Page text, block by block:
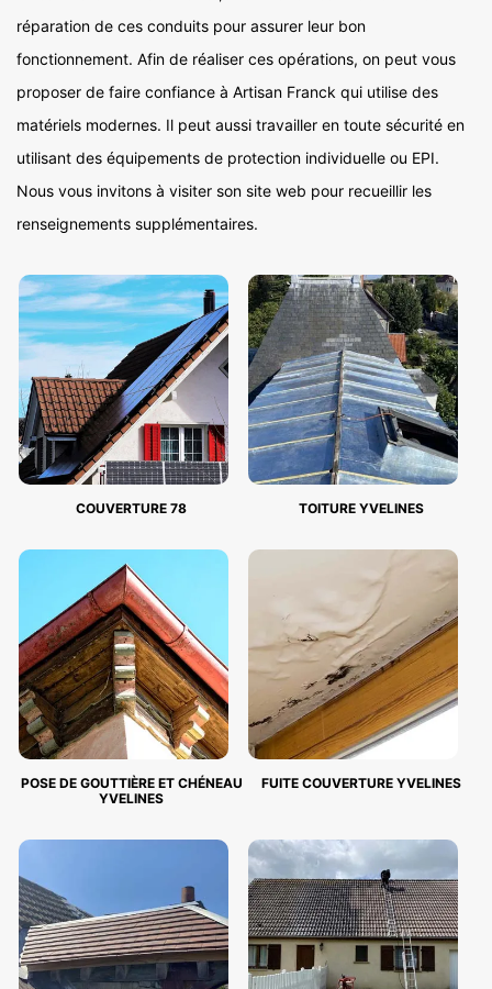
réparation de ces conduits pour assurer leur bon
fonctionnement. Afin de réaliser ces opérations, on peut vous
proposer de faire confiance à Artisan Franck qui utilise des
matériels modernes. Il peut aussi travailler en toute sécurité en
utilisant des équipements de protection individuelle ou EPI.
Nous vous invitons à visiter son site web pour recueillir les
renseignements supplémentaires.
COUVERTURE 78 TOITURE YVELINES
POSE DE GOUTTIÈRE ET CHÉNEAU
YVELINES
FUITE COUVERTURE YVELINES